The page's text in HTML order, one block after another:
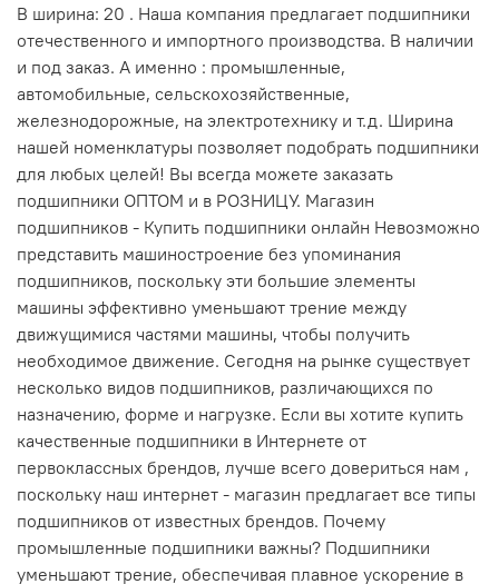
В ширина: 20 . Наша компания предлагает подшипники
отечественного и импортного производства. В наличии
и под заказ. А именно : промышленные,
автомобильные, сельскохозяйственные,
железнодорожные, на электротехнику и т.д. Ширина
нашей номенклатуры позволяет подобрать подшипники
для любых целей! Вы всегда можете заказать
подшипники ОПТОМ и в РОЗНИЦУ. Магазин
подшипников - Купить подшипники онлайн Невозможно
представить машиностроение без упоминания
подшипников, поскольку эти большие элементы
машины эффективно уменьшают трение между
движущимися частями машины, чтобы получить
необходимое движение. Сегодня на рынке существует
несколько видов подшипников, различающихся по
назначению, форме и нагрузке. Если вы хотите купить
качественные подшипники в Интернете от
первоклассных брендов, лучше всего довериться нам ,
поскольку наш интернет - магазин предлагает все типы
подшипников от известных брендов. Почему
промышленные подшипники важны? Подшипники
уменьшают трение, обеспечивая плавное ускорение в